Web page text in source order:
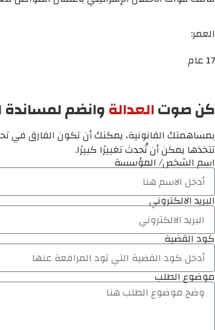
العمر:
17 عام
كن صوتالعدالةوانضم لمساندة
بمساهمتك القانونية، يمكنك أن تكون الفارق في
تتخذها يمكن أن تُحدث تغييرًا كبيرًا.
اسم الشخص/ المؤسسة
البريد الالكتروني
كود القضية
موضوع الطلب